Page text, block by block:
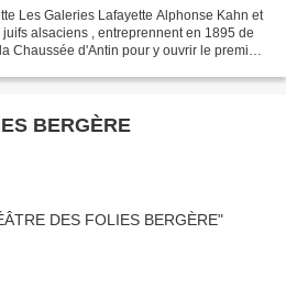
Les Galeries Lafayette Alphonse Kahn et
alsaciens , entreprennent en 1895 de
Chaussée d'Antin pour y ouvrir le premier
BERGÈRE